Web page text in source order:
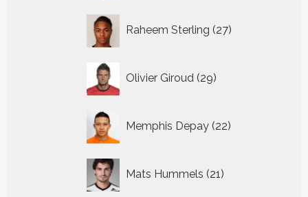
Raheem Sterling 27
producten
Olivier Giroud 29
producten
Memphis Depay 22
producten
Mats Hummels 21
producten